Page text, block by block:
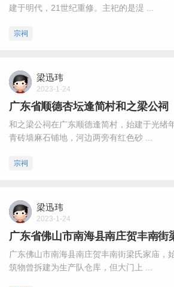
建于明代，21世纪重修。主祀的是湜 ...
宗祠
梁迅玮
2023-1-24
广东省顺德杏坛逢简村和之梁公祠
和之梁公祠在广东顺德逢简村，始建于光绪
青砖墙麻石铺地，河边两旁有红色砂 ...
宗祠
梁迅玮
2023-1-24
广东省佛山市南海县南庄贺丰南街
广东佛山市南海县南庄贺丰南街梁氏家庙，
筑物曾拆建为生产队仓库，但大门上 ...